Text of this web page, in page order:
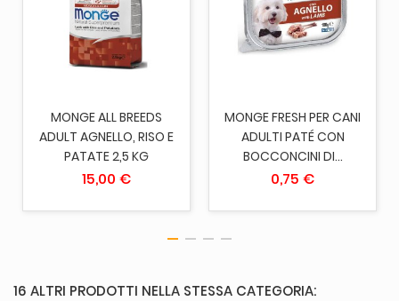
MONGE ALL BREEDS
ADULT AGNELLO, RISO E
PATATE 2,5 KG
15,00 €
MONGE FRESH PER CANI
ADULTI PATÉ CON
BOCCONCINI DI...
0,75 €
16 ALTRI PRODOTTI NELLA STESSA CATEGORIA: